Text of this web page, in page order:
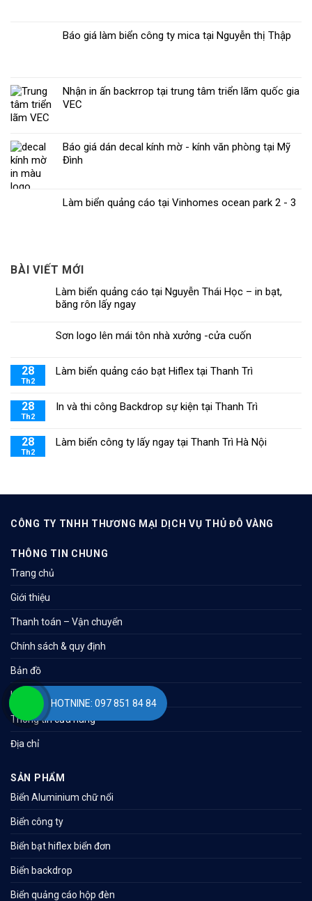
Báo giá làm biển công ty mica tại Nguyễn thị Thập
Nhận in ấn backrrop tại trung tâm triển lãm quốc gia
VEC
Báo giá dán decal kính mờ - kính văn phòng tại Mỹ
Đình
Làm biển quảng cáo tại Vinhomes ocean park 2 - 3
BÀI VIẾT MỚI
Làm biển quảng cáo tại Nguyễn Thái Học – in bạt,
băng rôn lấy ngay
Sơn logo lên mái tôn nhà xưởng -cửa cuốn
28
Th2
Làm biển quảng cáo bạt Hiflex tại Thanh Trì
28
Th2
In và thi công Backdrop sự kiện tại Thanh Trì
28
Th2
Làm biển công ty lấy ngay tại Thanh Trì Hà Nội
CÔNG TY TNHH THƯƠNG MẠI DỊCH VỤ THỦ ĐÔ VÀNG
THÔNG TIN CHUNG
Trang chủ
Giới thiệu
Thanh toán – Vận chuyển
Chính sách & quy định
Bản đồ
Liên hệ
Thông tin cửa hàng
Địa chỉ
SẢN PHẨM
Biển Aluminium chữ nổi
Biển công ty
Biển bạt hiflex biển đơn
Biển backdrop
Biển quảng cáo hộp đèn
HOTNINE: 097 851 84 84